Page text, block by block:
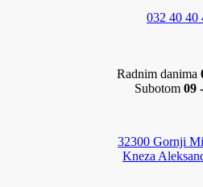
032 40 40
Radnim danima
Subotom 09
32300 Gornji
Kneza